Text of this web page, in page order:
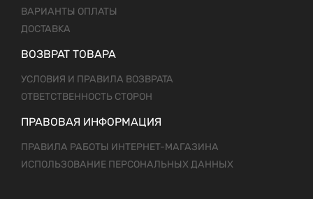
ВАРИАНТЫ ОПЛАТЫ
ДОСТАВКА
ВОЗВРАТ ТОВАРА
УСЛОВИЯ И ПРАВИЛА ВОЗВРАТА
ОТВЕТСТВЕННОСТЬ СТОРОН
ПРАВОВАЯ ИНФОРМАЦИЯ
ПРАВИЛА РАБОТЫ ИНТЕРНЕТ-МАГАЗИНА
ИСПОЛЬЗОВАНИЕ ПЕРСОНАЛЬНЫХ ДАННЫХ